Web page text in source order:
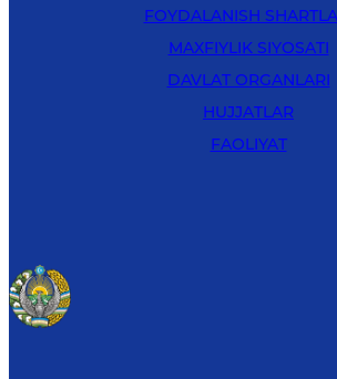
FOYDALANISH
MAXFIYLIK SIYOSATI
DAVLAT ORGANLARI
HUJJATLAR
FAOLIYAT